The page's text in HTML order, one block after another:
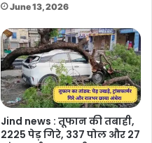
June 13, 2026
Jind news : तूफान की तबाही,
2225 पेड़ गिरे, 337 पोल और 27